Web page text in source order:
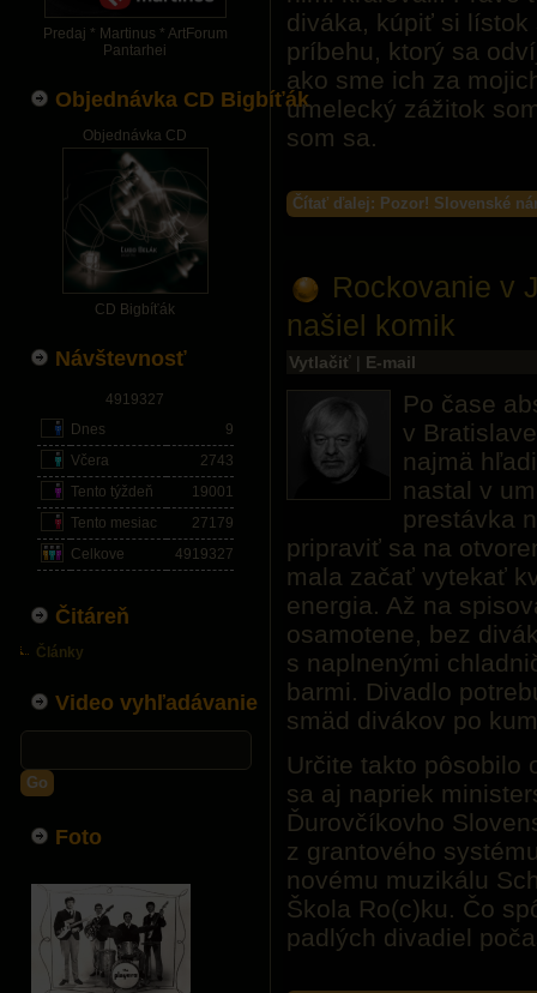
Predaj * Martinus * ArtForum
Pantarhei
Objednávka CD Bigbíťák
Objednávka CD
CD Bigbíťák
Návštevnosť
4919327
Dnes
9
Včera
2743
Tento týždeň
19001
Tento mesiac
27179
Celkove
4919327
Čitáreň
Články
Video vyhľadávanie
Go
Foto
diváka, kúpiť si
príbehu, ktorý sa
ako sme ich za
umelecký zážitok
som sa.
Čítať ďalej: Pozor! Slovenské
Rockovanie v
našiel komik
Vytlačiť | E-mail
Po čase
v
najmä
nastal v
prestávka
pripraviť sa na
mala začať vytekať
energia. Až na
osamotene, bez
s naplnenými
barmi. Divadlo
smäd divákov po
Určite takto pôsobilo
sa aj napriek
Ďurovčíkovho
z grantového
novému muzikálu
Škola Ro(c)ku. Čo
padlých divadiel